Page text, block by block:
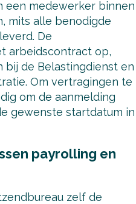
een medewerker binnen
mits alle benodigde
De
arbeidscontract op,
bij de Belastingdienst en
Om vertragingen te
om de aanmelding
gewenste startdatum in
payrolling en
zelf de